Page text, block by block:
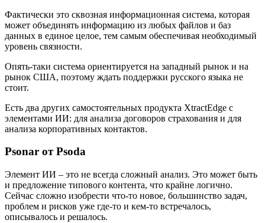
Фактически это сквозная информационная система, которая
может объединять информацию из любых файлов и баз
данных в единое целое, тем самым обеспечивая необходимый
уровень связности.
Опять-таки система ориентируется на западный рынок и на
рынок США, поэтому ждать поддержки русского языка не
стоит.
Есть два других самостоятельных продукта XtractEdge с
элементами ИИ: для анализа договоров страхования и для
анализа корпоративных контактов.
Psonar от Psoda
Элемент ИИ – это не всегда сложный анализ. Это может быть
и предложение типового контента, что крайне логично.
Сейчас сложно изобрести что-то новое, большинство задач,
проблем и рисков уже где-то и кем-то встречалось,
описывалось и решалось.